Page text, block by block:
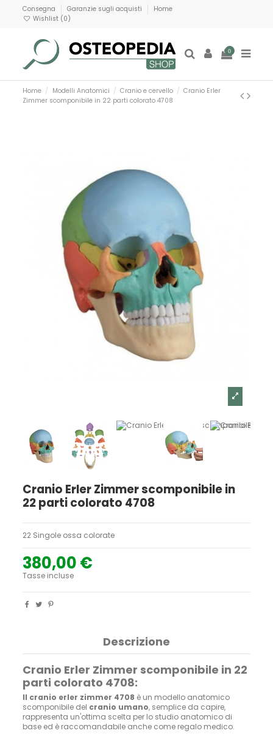
Consegna Garanzie sugli acquisti
Home
Wishlist (0)
0
Home Modelli Anatomici Cranio e cervello
Cranio Erler
Zimmer scomponibile in 22 parti colorato 4708
Cranio Erler Zimmer scomponibile in
22 parti colorato 4708
22 Singole ossa colorate
380,00 €
Tasse incluse
Descrizione
Cranio Erler Zimmer scomponibile in 22
parti colorato 4708:
Il cranio erler zimmer 4708 è un modello anatomico
scomponibile del cranio umano, semplice da capire,
rappresenta un'ottima scelta per lo studio anatomico di
base ed è raccomandabile anche come regalo medico.